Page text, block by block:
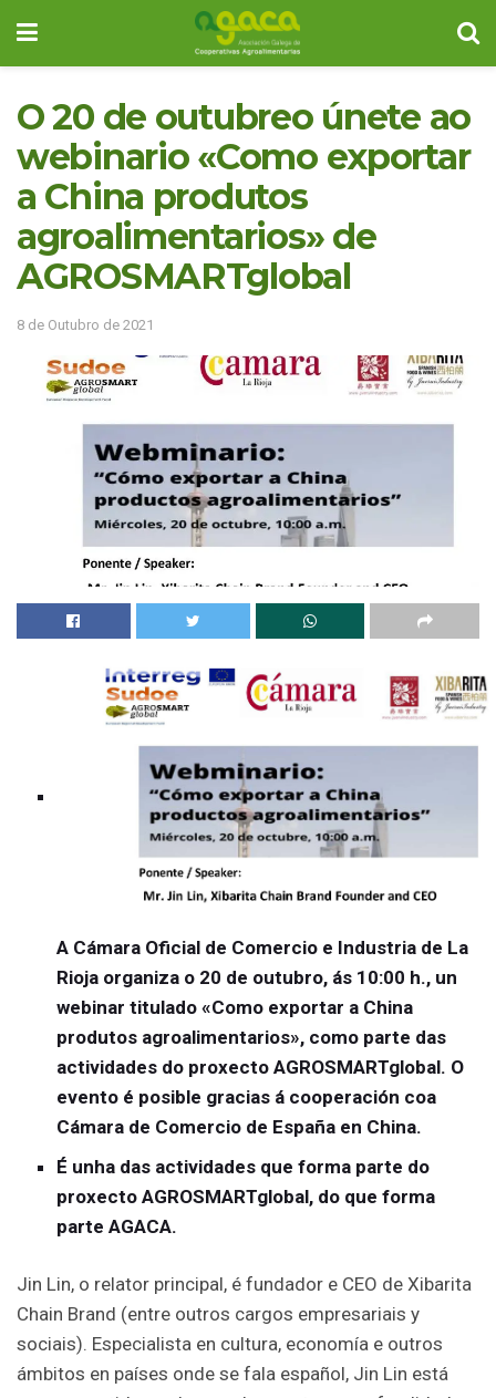
O 20 de outubreo únete ao
webinario «Como exportar
a China produtos
agroalimentarios» de
AGROSMARTglobal
8 de Outubro de 2021
A Cámara Oficial de Comercio e Industria de La
Rioja organiza o 20 de outubro, ás 10:00 h., un
webinar titulado «Como exportar a China
produtos agroalimentarios», como parte das
actividades do proxecto AGROSMARTglobal. O
evento é posible gracias á cooperación coa
Cámara de Comercio de España en China.
É unha das actividades que forma parte do
proxecto AGROSMARTglobal, do que forma
parte AGACA.
Jin Lin, o relator principal, é fundador e CEO de Xibarita
Chain Brand (entre outros cargos empresariais y
sociais). Especialista en cultura, economía e outros
ámbitos en países onde se fala español, Jin Lin está